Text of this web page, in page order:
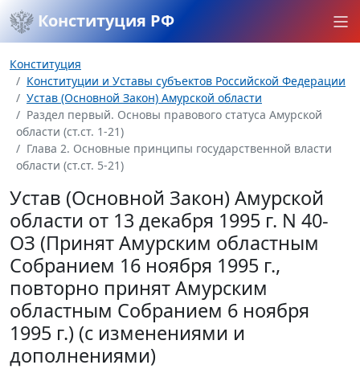
Конституция РФ
Конституция
Конституции и Уставы субъектов Российской Федерации
Устав (Основной Закон) Амурской области
Раздел первый. Основы правового статуса Амурской
области (ст.ст. 1-21)
Глава 2. Основные принципы государственной власти
области (ст.ст. 5-21)
Устав (Основной Закон) Амурской
области от 13 декабря 1995 г. N 40-
ОЗ (Принят Амурским областным
Собранием 16 ноября 1995 г.,
повторно принят Амурским
областным Собранием 6 ноября
1995 г.) (с изменениями и
дополнениями)